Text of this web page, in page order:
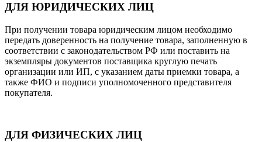
ДЛЯ ЮРИДИЧЕСКИХ ЛИЦ
При получении товара юридическим лицом необходимо
передать доверенность на получение товара, заполненную в
соответствии с законодательством РФ или поставить на
экземпляры документов поставщика круглую печать
организации или ИП, с указанием даты приемки товара, а
также ФИО и подписи уполномоченного представителя
покупателя.
ДЛЯ ФИЗИЧЕСКИХ ЛИЦ